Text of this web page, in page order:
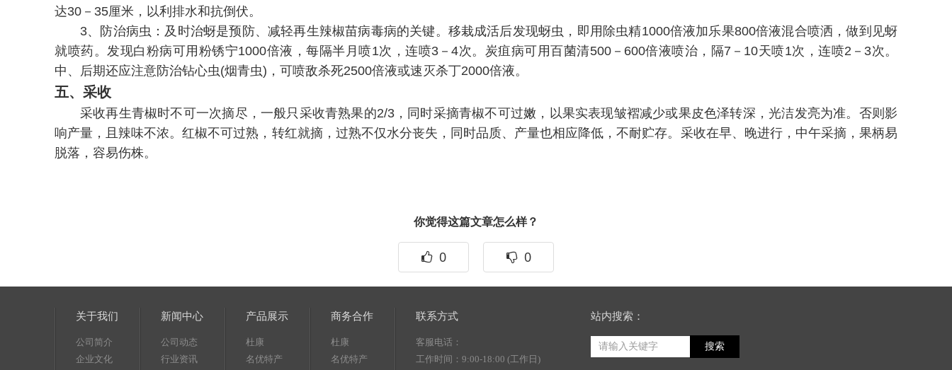
达30－35厘米，以利排水和抗倒伏。
3、防治病虫：及时治蚜是预防、减轻再生辣椒苗病毒病的关键。移栽成活后发现蚜虫，即用除虫精1000倍液加乐果800倍液混合喷洒，做到见蚜
就喷药。发现白粉病可用粉锈宁1000倍液，每隔半月喷1次，连喷3－4次。炭疽病可用百菌清500－600倍液喷治，隔7－10天喷1次，连喷2－3次。
中、后期还应注意防治钻心虫(烟青虫)，可喷敌杀死2500倍液或速灭杀丁2000倍液。
五、采收
采收再生青椒时不可一次摘尽，一般只采收青熟果的2/3，同时采摘青椒不可过嫩，以果实表现皱褶减少或果皮色泽转深，光洁发亮为准。否则影
响产量，且辣味不浓。红椒不可过熟，转红就摘，过熟不仅水分丧失，同时品质、产量也相应降低，不耐贮存。采收在早、晚进行，中午采摘，果柄易
脱落，容易伤株。
你觉得这篇文章怎么样？
0 0
关于我们
公司简介
企业文化
新闻中心
公司动态
行业资讯
产品展示
杜康
名优特产
商务合作
杜康
名优特产
联系方式
客服电话：
工作时间：9:00-18:00 (工作日)
站内搜索：
搜索